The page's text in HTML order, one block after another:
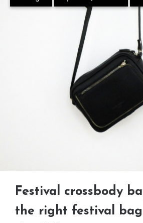
og fest
Festival crossbody
the right festival